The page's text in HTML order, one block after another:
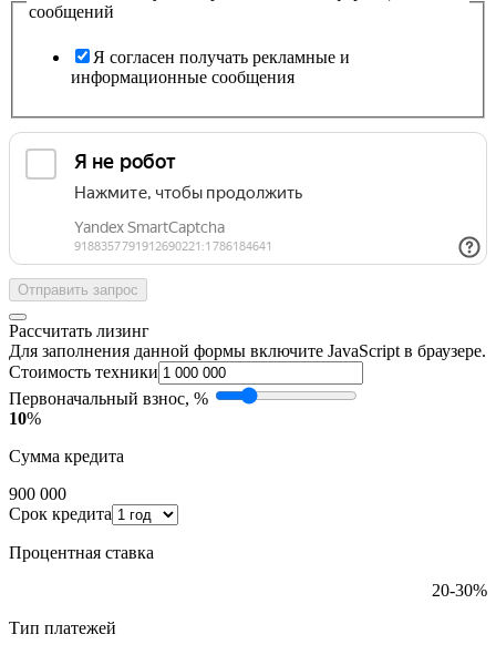
сообщений
Я согласен получать рекламные и
информационные сообщения
Отправить запрос
Рассчитать лизинг
Для заполнения данной формы включите JavaScript в браузере.
Стоимость техники
Первоначальный взнос, %
10%
Сумма кредита
900 000
Срок кредита
Процентная ставка
20-30%
Тип платежей